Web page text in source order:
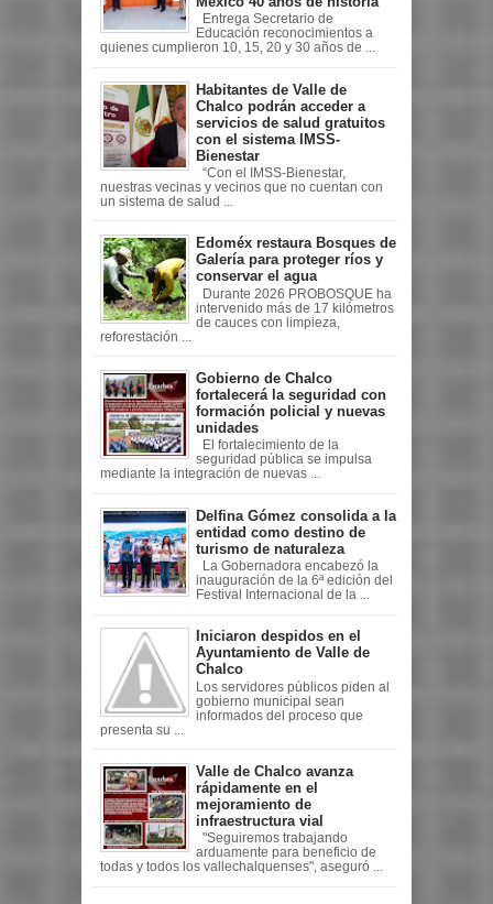
Entrega Secretario de
Educación reconocimientos a
quienes cumplieron 10, 15, 20 y 30 años de ...
Habitantes de Valle de
Chalco podrán acceder a
servicios de salud gratuitos
con el sistema IMSS-
Bienestar
“Con el IMSS-Bienestar,
nuestras vecinas y vecinos que no cuentan con
un sistema de salud ...
Edoméx restaura Bosques de
Galería para proteger ríos y
conservar el agua
Durante 2026 PROBOSQUE ha
intervenido más de 17 kilómetros
de cauces con limpieza,
reforestación ...
Gobierno de Chalco
fortalecerá la seguridad con
formación policial y nuevas
unidades
El fortalecimiento de la
seguridad pública se impulsa
mediante la integración de nuevas ...
Delfina Gómez consolida a la
entidad como destino de
turismo de naturaleza
La Gobernadora encabezó la
inauguración de la 6ª edición del
Festival Internacional de la ...
Iniciaron despidos en el
Ayuntamiento de Valle de
Chalco
Los servidores públicos piden al
gobierno municipal sean
informados del proceso que
presenta su ...
Valle de Chalco avanza
rápidamente en el
mejoramiento de
infraestructura vial
"Seguiremos trabajando
arduamente para beneficio de
todas y todos los vallechalquenses", aseguró ...